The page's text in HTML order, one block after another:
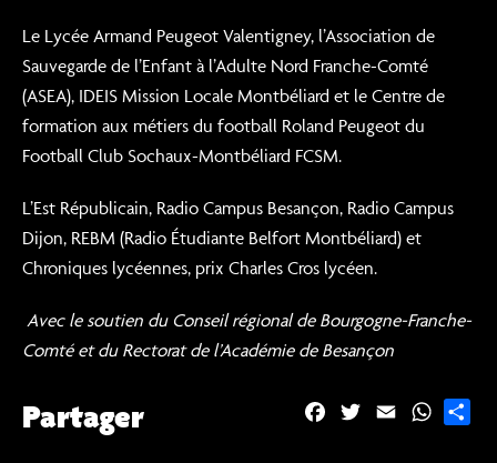
Le Lycée Armand Peugeot Valentigney, l’Association de
Sauvegarde de l’Enfant à l’Adulte Nord Franche-Comté
(ASEA), IDEIS Mission Locale Montbéliard et le Centre de
formation aux métiers du football Roland Peugeot du
Football Club Sochaux-Montbéliard FCSM.
L’Est Républicain, Radio Campus Besançon, Radio Campus
Dijon, REBM (Radio Étudiante Belfort Montbéliard) et
Chroniques lycéennes, prix Charles Cros lycéen.
Avec le soutien du Conseil régional de Bourgogne-Franche-
Comté et du Rectorat de l’Académie de Besançon
Partager
W